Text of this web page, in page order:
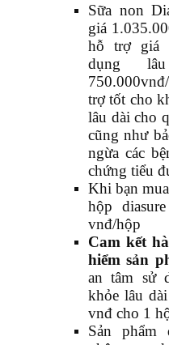
Sữa non
giá
hỗ trợ giá
dụng
trợ tốt cho
lâu dài cho
cũng như
ngừa các
chứng tiểu
Khi bạn
hộp
vnđ/hộp
Cam kết
hiểm sản
an tâm sử
khỏe lâu
vnđ cho 1
Sản phẩm